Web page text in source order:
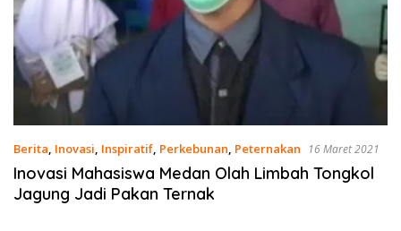
Berita, Inovasi, Inspiratif, Perkebunan, Peternakan 16 Maret 2021
Inovasi Mahasiswa Medan Olah Limbah Tongkol
Jagung Jadi Pakan Ternak